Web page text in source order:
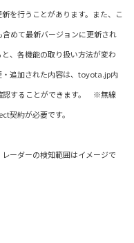
を行うことがあります。また、こ
めて最新バージョンに更新され
、各機能の取り扱い方法が変わ
・追加された内容は、toyota.jp内
認することができます。 ※無線
契約が必要です。
ーダーの検知範囲はイメージで